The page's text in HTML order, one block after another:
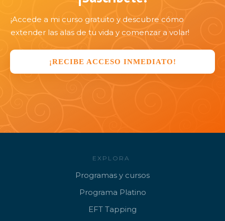
¡Accede a mi curso gratuito y descubre cómo
extender las alas de tu vida y comenzar a volar!
¡RECIBE ACCESO INMEDIATO!
EXPLORA
Programas y cursos
Programa Platino
EFT Tapping